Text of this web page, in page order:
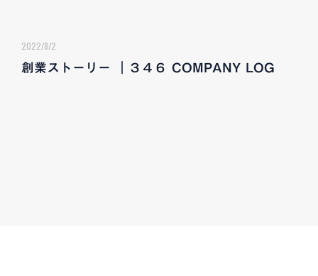
2022/8/2
創業ストーリー ｜３４６ COMPANY LOG